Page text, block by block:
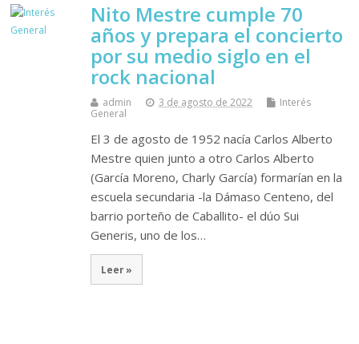
Nito Mestre cumple 70
años y prepara el concierto
por su medio siglo en el
rock nacional
admin 3 de agosto de 2022
Interés
General
El 3 de agosto de 1952 nacía Carlos Alberto
Mestre quien junto a otro Carlos Alberto
(García Moreno, Charly García) formarían en la
escuela secundaria -la Dámaso Centeno, del
barrio porteño de Caballito- el dúo Sui
Generis, uno de los…
Leer »